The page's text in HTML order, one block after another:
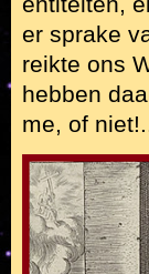
er sprake
reikte ons
hebben
me, of